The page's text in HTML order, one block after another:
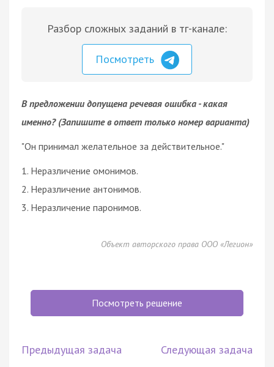
Разбор сложных заданий в тг-канале:
Посмотреть
В предложении допущена речевая ошибка - какая
именно? (Запишите в ответ только номер варианта)
"Он принимал желательное за действительное."
1. Неразличение омонимов.
2. Неразличение антонимов.
3. Неразличение паронимов.
Объект авторского права ООО «Легион»
Посмотреть решение
Предыдущая задача Следующая задача